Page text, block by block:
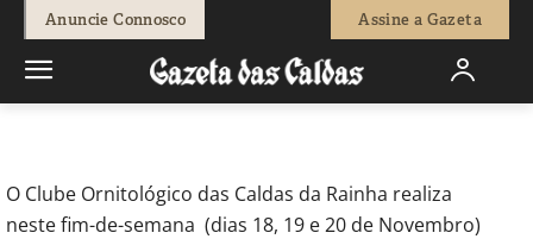
Anuncie Connosco Assine a Gazeta
Redação - 18 de Novembro, 2011 603 0
O Clube Ornitológico das Caldas da Rainha realiza
neste fim-de-semana (dias 18, 19 e 20 de Novembro)